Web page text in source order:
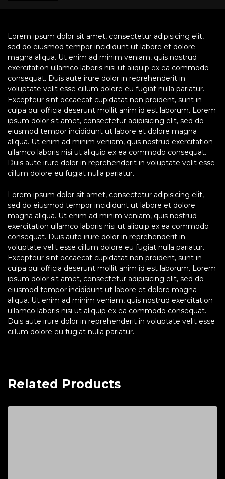
Lorem ipsum dolor sit amet, consectetur adipisicing elit,
sed do eiusmod tempor incididunt ut labore et dolore
magna aliqua. Ut enim ad minim veniam, quis nostrud
exercitation ullamco laboris nisi ut aliquip ex ea commodo
consequat. Duis aute irure dolor in reprehenderit in
voluptate velit esse cillum dolore eu fugiat nulla pariatur.
Excepteur sint occaecat cupidatat non proident, sunt in
culpa qui officia deserunt mollit anim id est laborum. Lorem
ipsum dolor sit amet, consectetur adipisicing elit, sed do
eiusmod tempor incididunt ut labore et dolore magna
aliqua. Ut enim ad minim veniam, quis nostrud exercitation
ullamco laboris nisi ut aliquip ex ea commodo consequat.
Duis aute irure dolor in reprehenderit in voluptate velit esse
cillum dolore eu fugiat nulla pariatur.
Lorem ipsum dolor sit amet, consectetur adipisicing elit,
sed do eiusmod tempor incididunt ut labore et dolore
magna aliqua. Ut enim ad minim veniam, quis nostrud
exercitation ullamco laboris nisi ut aliquip ex ea commodo
consequat. Duis aute irure dolor in reprehenderit in
voluptate velit esse cillum dolore eu fugiat nulla pariatur.
Excepteur sint occaecat cupidatat non proident, sunt in
culpa qui officia deserunt mollit anim id est laborum. Lorem
ipsum dolor sit amet, consectetur adipisicing elit, sed do
eiusmod tempor incididunt ut labore et dolore magna
aliqua. Ut enim ad minim veniam, quis nostrud exercitation
ullamco laboris nisi ut aliquip ex ea commodo consequat.
Duis aute irure dolor in reprehenderit in voluptate velit esse
cillum dolore eu fugiat nulla pariatur.
Related Products